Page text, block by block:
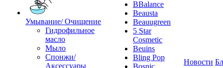
Умывание/ Очищение
Гидрофильное
масло
Мыло
Спонжи/
Аксессуары
BBalance
Beausta
Beauugreen
5 Star
Cosmetic
Beuins
Bling Pop
Bosnic
Новости